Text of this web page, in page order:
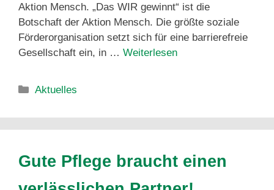
Aktion Mensch. „Das WIR gewinnt“ ist die
Botschaft der Aktion Mensch. Die größte soziale
Förderorganisation setzt sich für eine barrierefreie
Gesellschaft ein, in … Weiterlesen
Aktuelles
Gute Pflege braucht einen